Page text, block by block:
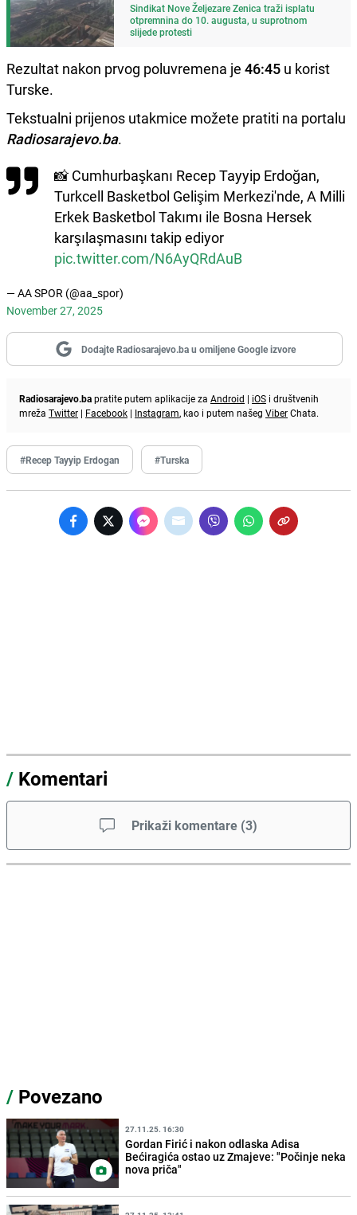
Sindikat Nove Željezare Zenica traži isplatu
otpremnina do 10. augusta, u suprotnom
slijede protesti
Rezultat nakon prvog poluvremena je 46:45 u korist
Turske.
Tekstualni prijenos utakmice možete pratiti na portalu
Radiosarajevo.ba.
📸 Cumhurbaşkanı Recep Tayyip Erdoğan,
Turkcell Basketbol Gelişim Merkezi'nde, A Milli
Erkek Basketbol Takımı ile Bosna Hersek
karşılaşmasını takip ediyor
pic.twitter.com/N6AyQRdAuB
— AA SPOR (@aa_spor)
November 27, 2025
Dodajte Radiosarajevo.ba u omiljene Google izvore
Radiosarajevo.bapratite putem aplikacije za Android | iOS i društvenih
mreža Twitter | Facebook | Instagram, kao i putem našeg ViberChata.
#Recep Tayyip Erdogan #Turska
/ Komentari
Prikaži komentare (3)
/ Povezano
27.11.25. 16:30
Gordan Firić i nakon odlaska Adisa
Bećiragića ostao uz Zmajeve: "Počinje neka
nova priča"